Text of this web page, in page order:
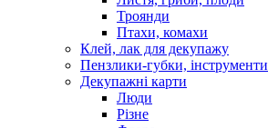
Троянди
Птахи, комахи
Клей, лак для декупажу
Пензлики-губки, інструменти
Декупажні карти
Люди
Різне